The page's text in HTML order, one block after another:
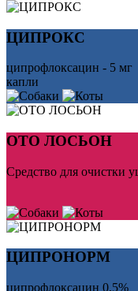
ЦИПРОКС
ципрофлоксацин - 5 мг
капли
ОТО ЛОСЬОН
Средство для очистки
ЦИПРОНОРМ
ципрофлоксацин 0,5%